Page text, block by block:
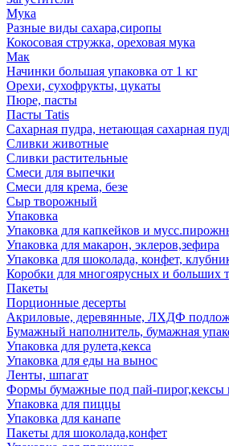
Мука
Разные виды сахара,сиропы
Кокосовая стружка, ореховая мука
Мак
Начинки большая упаковка от 1 кг
Орехи, сухофрукты, цукаты
Пюре, пасты
Пасты Tatis
Сахарная пудра, нетающая сахарная
Сливки животные
Сливки растительные
Смеси для выпечки
Смеси для крема, безе
Сыр творожный
Упаковка
Упаковка для капкейков и
Упаковка для макарон, эклеров,зефира
Упаковка для шоколада, конфет,
Коробки для многоярусных и больших
Пакеты
Порционные десерты
Акриловые, деревянные, ЛХДФ
Бумажный наполнитель, бумажная
Упаковка для рулета,кекса
Упаковка для еды на вынос
Ленты, шпагат
Формы бумажные под пай-
Упаковка для пиццы
Упаковка для канапе
Пакеты для шоколада,конфет